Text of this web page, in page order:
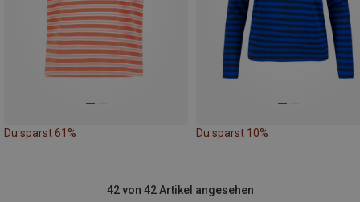
Du sparst 61% Du sparst 10%
42 von 42 Artikel angesehen